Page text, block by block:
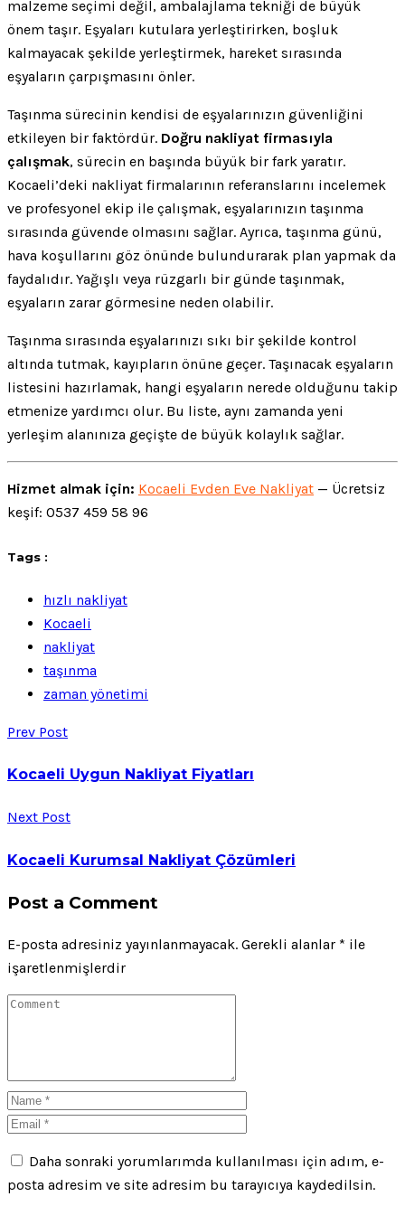
malzeme seçimi değil, ambalajlama tekniği de büyük
önem taşır. Eşyaları kutulara yerleştirirken, boşluk
kalmayacak şekilde yerleştirmek, hareket sırasında
eşyaların çarpışmasını önler.
Taşınma sürecinin kendisi de eşyalarınızın güvenliğini
etkileyen bir faktördür. Doğru nakliyat firmasıyla
çalışmak, sürecin en başında büyük bir fark yaratır.
Kocaeli’deki nakliyat firmalarının referanslarını incelemek
ve profesyonel ekip ile çalışmak, eşyalarınızın taşınma
sırasında güvende olmasını sağlar. Ayrıca, taşınma günü,
hava koşullarını göz önünde bulundurarak plan yapmak da
faydalıdır. Yağışlı veya rüzgarlı bir günde taşınmak,
eşyaların zarar görmesine neden olabilir.
Taşınma sırasında eşyalarınızı sıkı bir şekilde kontrol
altında tutmak, kayıpların önüne geçer. Taşınacak eşyaların
listesini hazırlamak, hangi eşyaların nerede olduğunu takip
etmenize yardımcı olur. Bu liste, aynı zamanda yeni
yerleşim alanınıza geçişte de büyük kolaylık sağlar.
Hizmet almak için: Kocaeli Evden Eve Nakliyat — Ücretsiz
keşif: 0537 459 58 96
Tags :
hızlı nakliyat
Kocaeli
nakliyat
taşınma
zaman yönetimi
Prev Post
Kocaeli Uygun Nakliyat Fiyatları
Next Post
Kocaeli Kurumsal Nakliyat Çözümleri
Post a Comment
E-posta adresiniz yayınlanmayacak. Gerekli alanlar * ile
işaretlenmişlerdir
Daha sonraki yorumlarımda kullanılması için adım, e-
posta adresim ve site adresim bu tarayıcıya kaydedilsin.